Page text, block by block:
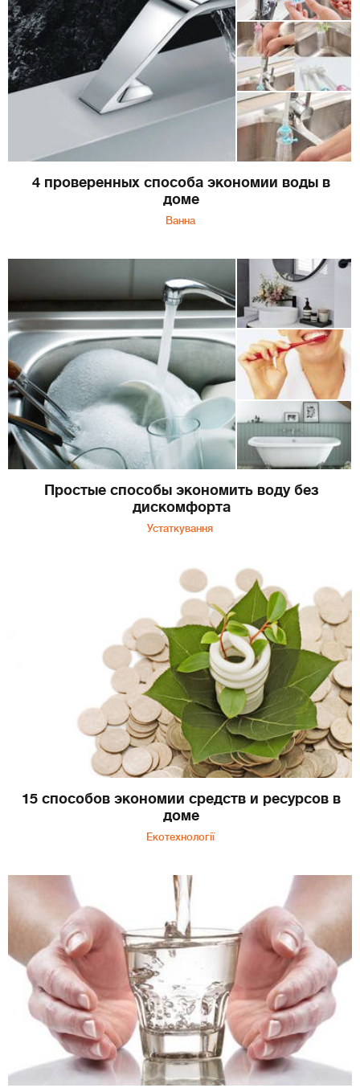
4 проверенных способа экономии воды в
доме
Ванна
Простые способы экономить воду без
дискомфорта
Устаткування
15 способов экономии средств и ресурсов в
доме
Екотехнології